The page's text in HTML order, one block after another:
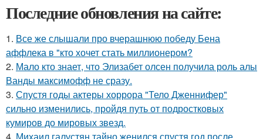
Последние обновления на сайте:
1. Все же слышали про вчерашнюю победу Бена
аффлека в "кто хочет стать миллионером?
2. Мало кто знает, что Элизабет олсен получила роль алы
Ванды максимофф не сразу.
3. Спустя годы актеры хоррора "Тело Дженнифер"
сильно изменились, пройдя путь от подростковых
кумиров до мировых звезд.